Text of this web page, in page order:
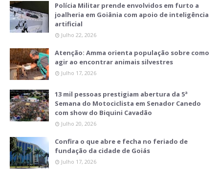
Polícia Militar prende envolvidos em furto a
joalheria em Goiânia com apoio de inteligência
artificial
Julho 22, 2026
Atenção: Amma orienta população sobre como
agir ao encontrar animais silvestres
Julho 17, 2026
13 mil pessoas prestigiam abertura da 5ª
Semana do Motociclista em Senador Canedo
com show do Biquini Cavadão
Julho 20, 2026
Confira o que abre e fecha no feriado de
fundação da cidade de Goiás
Julho 17, 2026